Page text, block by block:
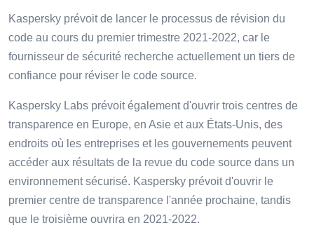
Kaspersky prévoit de lancer le processus de révision du
code au cours du premier trimestre 2021-2022, car le
fournisseur de sécurité recherche actuellement un tiers de
confiance pour réviser le code source.
Kaspersky Labs prévoit également d'ouvrir trois centres de
transparence en Europe, en Asie et aux États-Unis, des
endroits où les entreprises et les gouvernements peuvent
accéder aux résultats de la revue du code source dans un
environnement sécurisé. Kaspersky prévoit d'ouvrir le
premier centre de transparence l'année prochaine, tandis
que le troisième ouvrira en 2021-2022.